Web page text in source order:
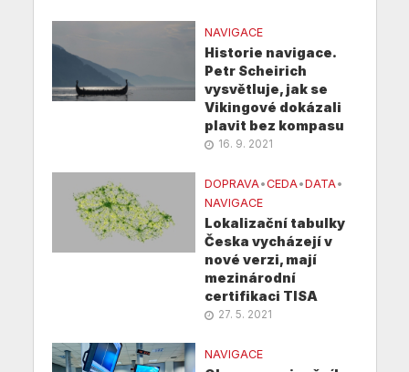
NAVIGACE
Historie navigace.
Petr Scheirich
vysvětluje, jak se
Vikingové dokázali
plavit bez kompasu
16. 9. 2021
DOPRAVA•CEDA•DATA•
NAVIGACE
Lokalizační tabulky
Česka vycházejí v
nové verzi, mají
mezinárodní
certifikaci TISA
27. 5. 2021
NAVIGACE